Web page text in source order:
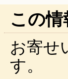
この
お寄せ
す。